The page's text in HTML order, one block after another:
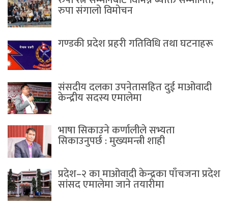
रुपा संगालो विमोचन
गण्डकी प्रदेश प्रहरी गतिविधि तथा घटनाहरू
संसदीय दलका उपनेतासहित दुई माओवादी
केन्द्रीय सदस्य एमालेमा
भाषा सिकाउने कर्णालीले सभ्यता
सिकाउनुपर्छ : मुख्यमन्त्री शाही
प्रदेश–२ का माओवादी केन्द्रका पाँचजना प्रदेश
सांसद एमालेमा जाने तयारीमा